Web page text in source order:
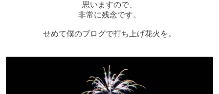
思いますので、
非常に残念です。
せめて僕のブログで打ち上げ花火を。